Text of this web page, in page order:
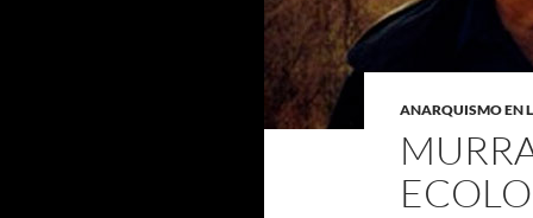
ANARQUISMO EN